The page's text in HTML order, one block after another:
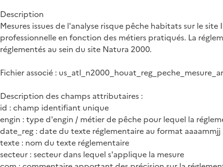
Description
Mesures issues de l'analyse risque pêche habitats sur le
professionnelle en fonction des métiers pratiqués. La
réglementés au sein du site Natura 2000.
Fichier associé :
Description des champs attributaires :
id : champ identifiant unique
engin : type d'engin / métier de pêche pour lequel la
date_reg : date du texte réglementaire au format aaaammjj
texte : nom du texte réglementaire
secteur : secteur dans lequel s'applique la mesure